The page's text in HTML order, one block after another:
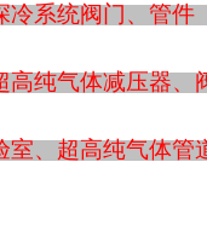
系统阀门、管件
纯气体减压器、
、超高纯气体管